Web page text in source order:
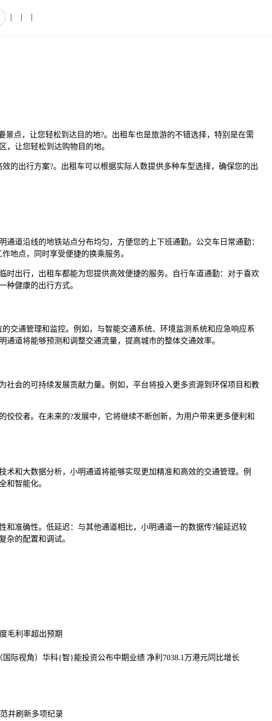
点，让您轻松到达目的地?。出租车也是旅游的不错选择，特别是在需
让您轻松到达购物目的地。
的出行方案?。出租车可以根据实际人数提供多种车型选择，确保您的出
道沿线的地铁站点分布均匀，方便您的上下班通勤。公交车日常通勤：
地点，同时享受便捷的换乘服务。
出行，出租车都能为您提供高效便捷的服务。自行车道通勤：对于喜欢
种健康的出行方式。
交通管理和监控。例如，与智能交通系统、环境监测系统和应急响应系
道将能够预测和调整交通流量，提高城市的整体交通效率。
社会的可持续发展贡献力量。例如，平台将投入更多资源到环保项目和教
佼者。在未来的?发展中，它将继续不断创新，为用户带来更多便利和
和大数据分析，小明通道将能够实现更加精准和高效的交通管理。例
和智能化。
准确性。低延迟：与其他通道相比，小明通道一的数据传?输延迟较
杂的配置和调试。
毛利率超出预期
际视角） 华科{智}能投资公布中期业绩 净利7038.1万港元同比增长
井刷新多项纪录